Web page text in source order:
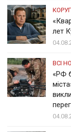
лет
ВСІ
«РФ